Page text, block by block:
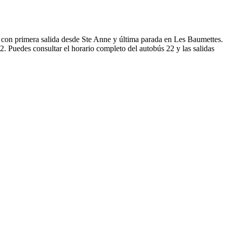
primera salida desde Ste Anne y última parada en Les Baumettes.
Puedes consultar el horario completo del autobús 22 y las salidas